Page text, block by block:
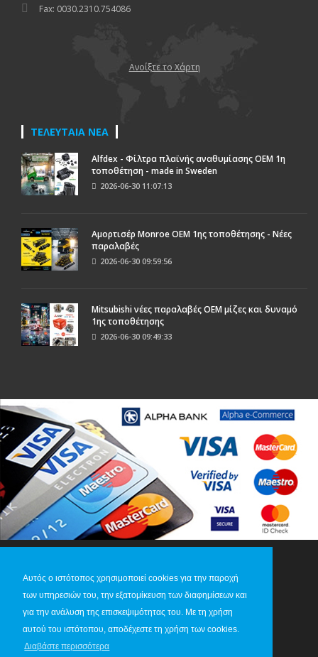
Αυτός ο ιστότοπος χρησιμοποιεί cookies για την παροχή
των υπηρεσιών του, την εξατομίκευση των διαφημίσεων και
για την ανάλυση της επισκεψιμότητας του. Με τη χρήση
αυτού του ιστότοπου, αποδέχεστε τη χρήση των cookies.
Διαβάστε περισσότερα
Fax: 0030.2310.754086
Ανοίξτε το Χάρτη
ΤΕΛΕΥΤΑΙΑ ΝΕΑ
Alfdex - Φίλτρα πλαϊνής αναθυμίασης OEM 1η
τοποθέτηση - made in Sweden
2026-06-30 11:07:13
Αμορτισέρ Monroe ΟΕΜ 1ης τοποθέτησης - Νέες
παραλαβές
2026-06-30 09:59:56
Mitsubishi νέες παραλαβές OEM μίζες και δυναμό
1ης τοποθέτησης
2026-06-30 09:49:33
© 2013-2026 STERGIDIS S.A. All Rights Reserved